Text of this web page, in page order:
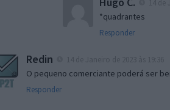
*quadrantes
Responder
Redin
O pequeno comerciante poderá ser
Responder